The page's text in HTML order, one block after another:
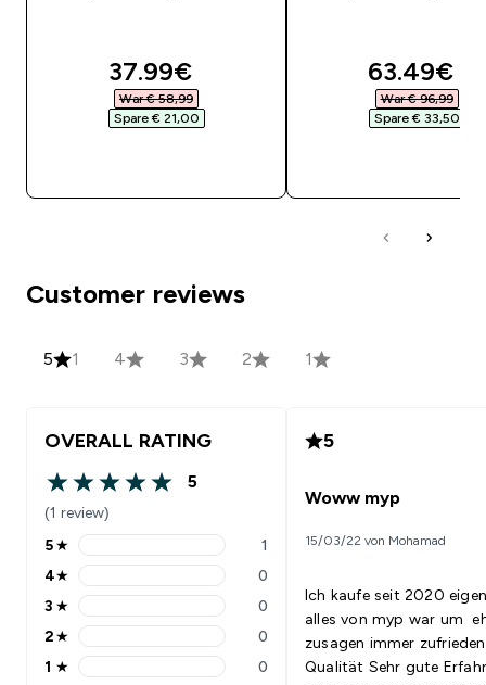
discounted price
37.99€‎
War € 58,99‎
Spare € 21,00‎
63.49€‎
War € 96,99‎
Spare € 33,50‎
Customer reviews
5 1 4 3 2 1
OVERALL RATING
5 out of 5 stars
5
(1 review)
5 stars rating 1 reviews
5★ 1
4 stars rating 0 reviews
4★ 0
3 stars rating 0 reviews
3 ★ 0
2 stars rating 0 reviews
2★ 0
1 stars rating 0 reviews
1 ★ 0
5
Woww myp
15/03/22 von Mohamad
Ich kaufe seit 2020
alles von myp war um
zusagen immer
Qualität Sehr gute